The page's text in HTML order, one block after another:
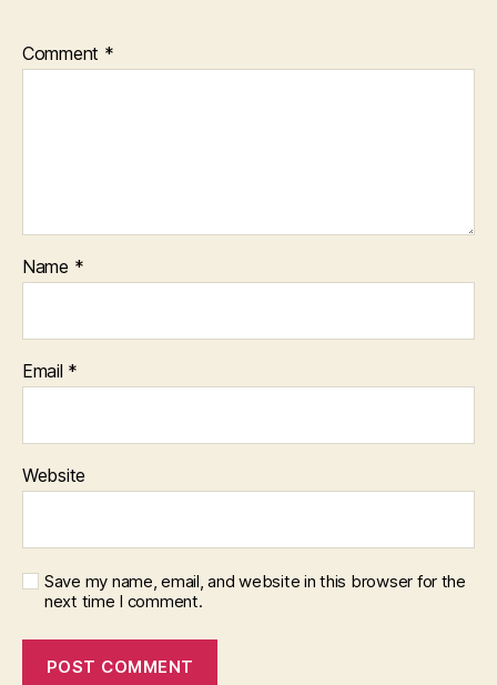
Comment *
Name *
Email *
Website
Save my name, email, and website in this browser for the
next time I comment.